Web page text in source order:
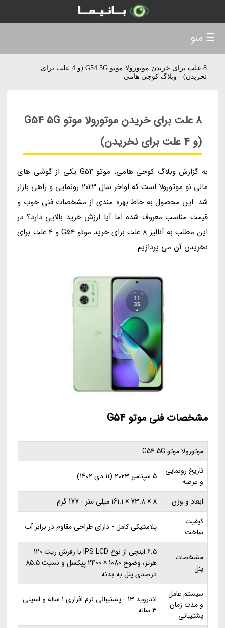
8 علت برای خریدن موتورولا موتو G54 5G (و 4 علت برای
نخریدن) - وبلاگ کوجی هامی
8 علت برای خریدن موتورولا موتو G54 5G
(و 4 علت برای نخریدن)
به گزارش وبلاگ کوجی هامی، موتو G54 یکی از گوشی های
مالی نو موتورولا است که اواخر سال 2023 رونمایی و راهی بازار
شد. این محصول به خاط بهره مندی از مشخصات فنی خوب و
قیمت مناسب معروف شده اما آیا ارزش خرید بالایی دارد؟ در
این مطلب به آنالیز 8 علت برای خرید موتو G54 و 4 علت برای
نخریدن آن می پردازیم.
مشخصات فنی موتو G54
موتورولا موتو G54 5G
تاریخ رونمایی
و عرضه
5 سپتامبر 2023 (11 دی 1402)
ابعاد و وزن
8 × 73.8 × 161.1 میلی متر - 177 گرم
کیفیت
ساخت
پلاستیکی کامل - دارای طراحی مقاوم در برابر آب
مشخصات
پنل
6.5 اینچی از نوع IPS LCD با رفرش ریت 120
هرتز، وضوح 1080 × 2400 پیکسل و نسبت 85.5
درصدی پنل به بدنه
سیستم عامل
و مدت زمان
پشتیبانی
اندروید 13 - پشتیبانی نرم افزاری 1 ساله و امنیتی
3 ساله
☰ منو